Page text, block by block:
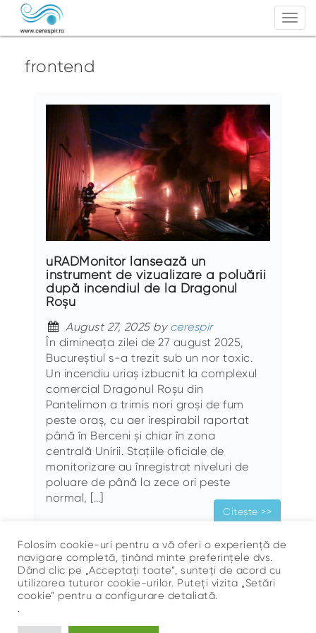
frontend
uRADMonitor lansează un
instrument de vizualizare a poluării
după incendiul de la Dragonul
Roșu
August 27, 2025 by cerespir
În dimineața zilei de 27 august 2025,
Bucureștiul s-a trezit sub un nor toxic.
Un incendiu uriaș izbucnit la complexul
comercial Dragonul Roșu din
Pantelimon a trimis nori groși de fum
peste oraș, cu aer irespirabil raportat
până în Berceni și chiar în zona
centrală Unirii. Stațiile oficiale de
monitorizare au înregistrat niveluri de
poluare de până la zece ori peste
normal, […]
Citește >>
Folosim cookie-uri pentru a vă oferi o experiență de
navigare completă, ținând minte preferințele dvs.
Dând clic pe „Acceptați toate”, sunteți de acord cu
utilizarea tuturor cookie-urilor. Puteți vizita „Setări
cookie” pentru a configurare detaliată.
.